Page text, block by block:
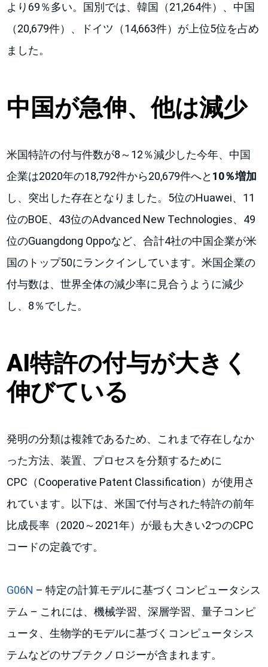
より69％多い。国別では、韓国（21,264件）、中国
（20,679件）、ドイツ（14,663件）が上位5位を占め
ました。
中国が急伸、他は減少
米国特許の付与件数が8～12％減少した今年、中国
企業は2020年の18,792件から20,679件へと 10％増加
し、突出した存在となりました。5位のHuawei、11
位のBOE、43位のAdvanced New Technologies、49
位のGuangdong Oppoなど、合計4社の中国企業が米
国のトップ50にランクインしています。米国企業の
付与数は、世界全体の減少率に見合うように減少
し、8％でした。
AI特許の付与が大きく
伸びている
発明の分類は複雑であるため、これまで存在しなか
った方法、装置、プロセスを分類するために
CPC（Cooperative Patent Classification）が使用さ
れています。以下は、米国で付与された特許の前年
比成長率（2020～2021年）が最も大きい2つのCPC
コードの定義です。
G06N – 特定の計算モデルに基づくコンピュータシス
テム – これには、機械学習、深層学習、量子コンピ
ュータ、生物学的モデルに基づくコンピュータシス
テムなどのサブテクノロジーが含まれます。